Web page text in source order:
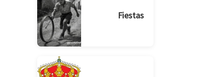
Fiestas